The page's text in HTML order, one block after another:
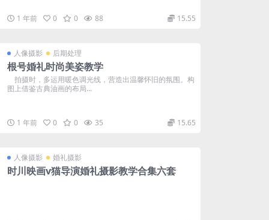
1 年前 0 0 88 15.55
人像摄影 后期处理
根号婚礼时尚美姿教学
拍摄时，多运用暖色调光线，营造出温馨怀旧的氛围。构
图上借鉴古典油画的布局...
1 年前 0 0 35 15.65
人像摄影 婚礼摄影
时川映画v猫导演婚礼摄影教学合集六套